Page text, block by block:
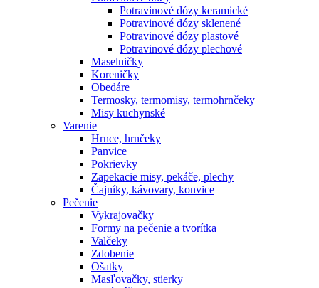
Potravinové dózy keramické
Potravinové dózy sklenené
Potravinové dózy plastové
Potravinové dózy plechové
Maselničky
Koreničky
Obedáre
Termosky, termomisy, termohrnčeky
Misy kuchynské
Varenie
Hrnce, hrnčeky
Panvice
Pokrievky
Zapekacie misy, pekáče, plechy
Čajníky, kávovary, konvice
Pečenie
Vykrajovačky
Formy na pečenie a tvorítka
Valčeky
Zdobenie
Ošatky
Masľovačky, stierky